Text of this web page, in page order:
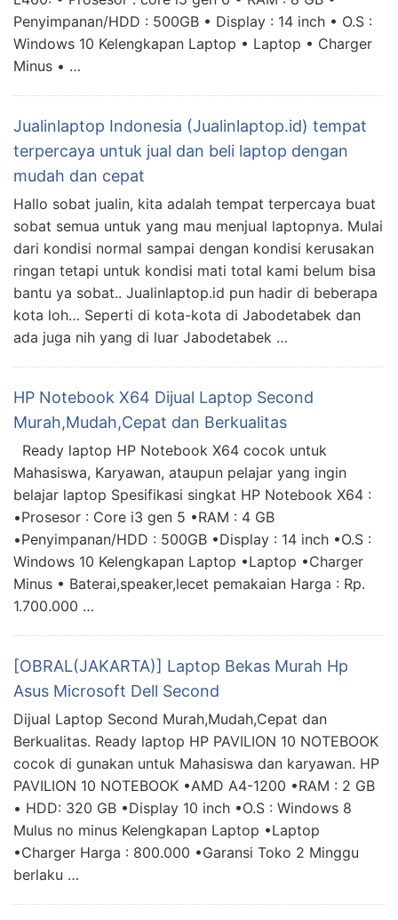
Penyimpanan/HDD : 500GB • Display : 14 inch • O.S :
Windows 10 Kelengkapan Laptop • Laptop • Charger
Minus • …
Jualinlaptop Indonesia (Jualinlaptop.id) tempat
terpercaya untuk jual dan beli laptop dengan
mudah dan cepat
Hallo sobat jualin, kita adalah tempat terpercaya buat
sobat semua untuk yang mau menjual laptopnya. Mulai
dari kondisi normal sampai dengan kondisi kerusakan
ringan tetapi untuk kondisi mati total kami belum bisa
bantu ya sobat.. Jualinlaptop.id pun hadir di beberapa
kota loh… Seperti di kota-kota di Jabodetabek dan
ada juga nih yang di luar Jabodetabek …
HP Notebook X64 Dijual Laptop Second
Murah,Mudah,Cepat dan Berkualitas
Ready laptop HP Notebook X64 cocok untuk
Mahasiswa, Karyawan, ataupun pelajar yang ingin
belajar laptop Spesifikasi singkat HP Notebook X64 :
•Prosesor : Core i3 gen 5 •RAM : 4 GB
•Penyimpanan/HDD : 500GB •Display : 14 inch •O.S :
Windows 10 Kelengkapan Laptop •Laptop •Charger
Minus • Baterai,speaker,lecet pemakaian Harga : Rp.
1.700.000 …
[OBRAL(JAKARTA)] Laptop Bekas Murah Hp
Asus Microsoft Dell Second
Dijual Laptop Second Murah,Mudah,Cepat dan
Berkualitas. Ready laptop HP PAVILION 10 NOTEBOOK
cocok di gunakan untuk Mahasiswa dan karyawan. HP
PAVILION 10 NOTEBOOK •AMD A4-1200 •RAM : 2 GB
• HDD: 320 GB •Display 10 inch •O.S : Windows 8
Mulus no minus Kelengkapan Laptop •Laptop
•Charger Harga : 800.000 •Garansi Toko 2 Minggu
berlaku …